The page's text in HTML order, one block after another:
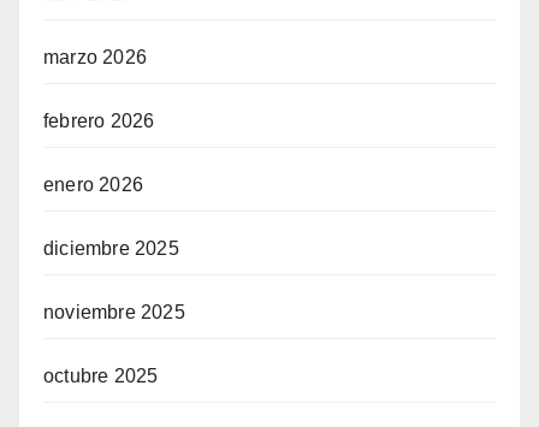
marzo 2026
febrero 2026
enero 2026
diciembre 2025
noviembre 2025
octubre 2025